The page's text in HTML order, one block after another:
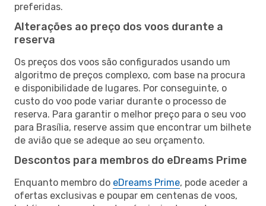
preferidas.
Alterações ao preço dos voos durante a
reserva
Os preços dos voos são configurados usando um
algoritmo de preços complexo, com base na procura
e disponibilidade de lugares. Por conseguinte, o
custo do voo pode variar durante o processo de
reserva. Para garantir o melhor preço para o seu voo
para Brasília, reserve assim que encontrar um bilhete
de avião que se adeque ao seu orçamento.
Descontos para membros do eDreams Prime
Enquanto membro do eDreams Prime, pode aceder a
ofertas exclusivas e poupar em centenas de voos,